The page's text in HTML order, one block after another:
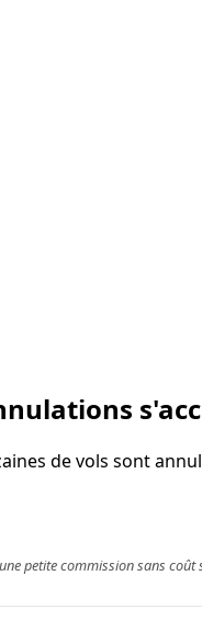
de vols sont
petite commission sans